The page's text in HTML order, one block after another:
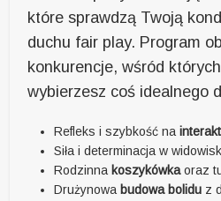
które sprawdzą Twoją
duchu fair play. Program
konkurencje, wśród
wybierzesz coś idealnego
Refleks i szybkość na
Siła i determinacja w
Rodzinna koszykówkaoraz
Drużynowa budowa bolidu z